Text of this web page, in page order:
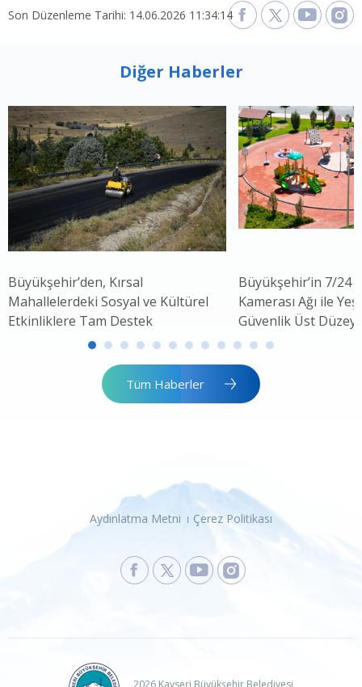
Son Düzenleme Tarihi: 14.06.2026 11:34:14
Diğer Haberler
Büyükşehir’den, Kırsal
Mahallelerdeki Sosyal ve Kültürel
Etkinliklere Tam Destek
Büyükşehir’in 7/24
Kamerası Ağı ile
Güvenlik Üst
Tüm Haberler
Aydınlatma Metni Çerez Politikası
2026 Kayseri Büyükşehir Belediyesi